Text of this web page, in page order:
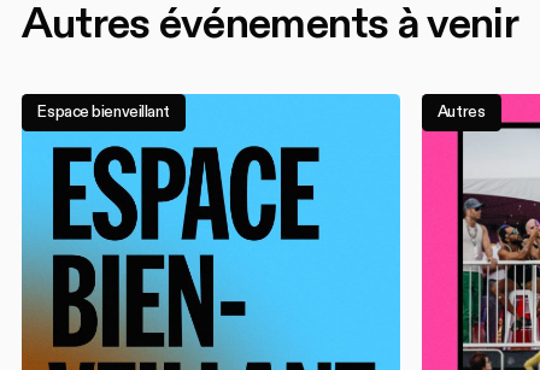
Autres événements à venir
Espace bienveillant Autres